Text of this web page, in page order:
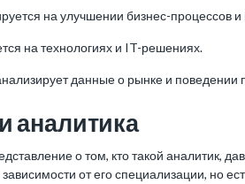
на улучшении бизнес-процессов
на технологиях и IT-решениях.
данные о рынке и поведении
аналитика
о том, кто такой аналитик,
от его специализации, но